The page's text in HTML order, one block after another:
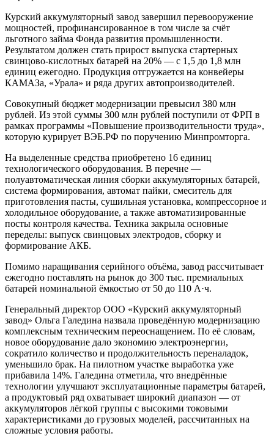
Курский аккумуляторный завод завершил перевооружение
мощностей, профинансированное в том числе за счёт
льготного займа Фонда развития промышленности.
Результатом должен стать прирост выпуска стартерных
свинцово-кислотных батарей на 20% — с 1,5 до 1,8 млн
единиц ежегодно. Продукция отгружается на конвейеры
КАМАЗа, «Урала» и ряда других автопроизводителей.
Совокупный бюджет модернизации превысил 380 млн
рублей. Из этой суммы 300 млн рублей поступили от ФРП в
рамках программы «Повышение производительности труда»,
которую курирует ВЭБ.РФ по поручению Минпромторга.
На выделенные средства приобретено 16 единиц
технологического оборудования. В перечне —
полуавтоматическая линия сборки аккумуляторных батарей,
система формирования, автомат пайки, смеситель для
приготовления пасты, сушильная установка, компрессорное и
холодильное оборудование, а также автоматизированные
посты контроля качества. Техника закрыла основные
переделы: выпуск свинцовых электродов, сборку и
формирование АКБ.
Помимо наращивания серийного объёма, завод рассчитывает
ежегодно поставлять на рынок до 300 тыс. премиальных
батарей номинальной ёмкостью от 50 до 110 А·ч.
Генеральный директор ООО «Курский аккумуляторный
завод» Ольга Галедина назвала проведённую модернизацию
комплексным техническим переоснащением. По её словам,
новое оборудование дало экономию электроэнергии,
сократило количество и продолжительность переналадок,
уменьшило брак. На пилотном участке выработка уже
прибавила 14%. Галедина отметила, что внедрённые
технологии улучшают эксплуатационные параметры батарей,
а продуктовый ряд охватывает широкий диапазон — от
аккумуляторов лёгкой группы с высокими токовыми
характеристиками до грузовых моделей, рассчитанных на
сложные условия работы.